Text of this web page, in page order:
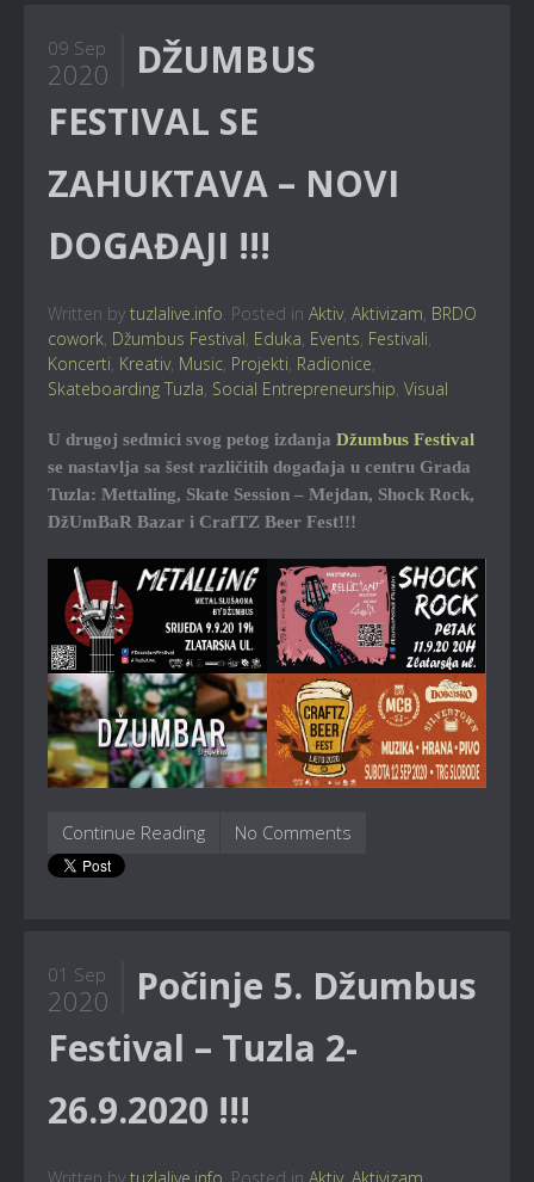
09 Sep
2020
DŽUMBUS
FESTIVAL SE
ZAHUKTAVA – NOVI
DOGAĐAJI !!!
Written by tuzlalive.info. Posted in Aktiv, Aktivizam, BRDO
cowork, Džumbus Festival, Eduka, Events, Festivali,
Koncerti, Kreativ, Music, Projekti, Radionice,
Skateboarding Tuzla, Social Entrepreneurship, Visual
U drugoj sedmici svog petog izdanja Džumbus Festival
se nastavlja sa šest različitih događaja u centru Grada
Tuzla: Mettaling, Skate Session – Mejdan, Shock Rock,
DžUmBaR Bazar i CrafTZ Beer Fest!!!
Continue Reading No Comments
01 Sep
2020
Počinje 5. Džumbus
Festival – Tuzla 2-
26.9.2020 !!!